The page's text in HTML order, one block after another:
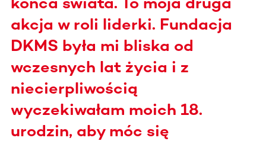
akcja w roli liderki. Fundacja
DKMS była mi bliska od
wczesnych lat życia i z
niecierpliwością
wyczekiwałam moich 18.
urodzin, aby móc się